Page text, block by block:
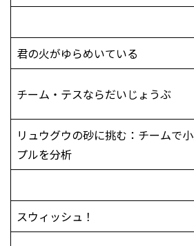
君の火がゆらめいている
チーム・テスならだいじょうぶ
リュウグウの砂に挑む：チームで
プルを分析
スウィッシュ！